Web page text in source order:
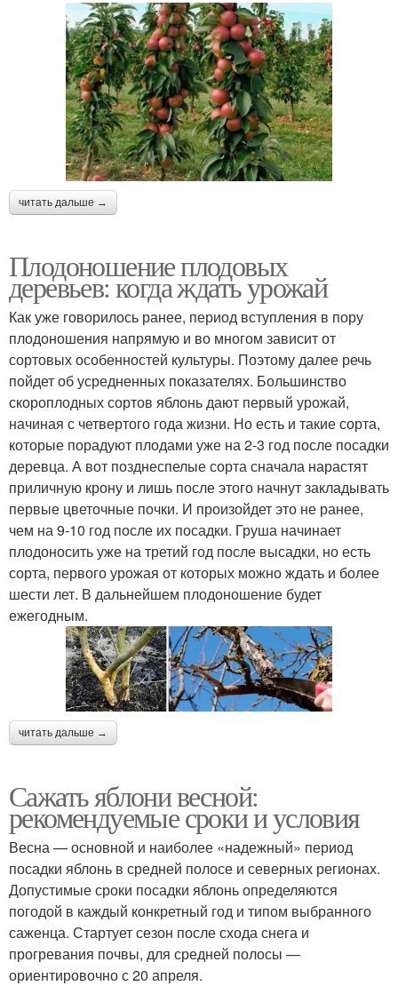
читать дальше →
Плодоношение плодовых
деревьев: когда ждать урожай
Как уже говорилось ранее, период вступления в пору
плодоношения напрямую и во многом зависит от
сортовых особенностей культуры. Поэтому далее речь
пойдет об усредненных показателях. Большинство
скороплодных сортов яблонь дают первый урожай,
начиная с четвертого года жизни. Но есть и такие сорта,
которые порадуют плодами уже на 2-3 год после посадки
деревца. А вот позднеспелые сорта сначала нарастят
приличную крону и лишь после этого начнут закладывать
первые цветочные почки. И произойдет это не ранее,
чем на 9-10 год после их посадки. Груша начинает
плодоносить уже на третий год после высадки, но есть
сорта, первого урожая от которых можно ждать и более
шести лет. В дальнейшем плодоношение будет
ежегодным.
читать дальше →
Сажать яблони весной:
рекомендуемые сроки и условия
Весна — основной и наиболее «надежный» период
посадки яблонь в средней полосе и северных регионах.
Допустимые сроки посадки яблонь определяются
погодой в каждый конкретный год и типом выбранного
саженца. Стартует сезон после схода снега и
прогревания почвы, для средней полосы —
ориентировочно с 20 апреля.